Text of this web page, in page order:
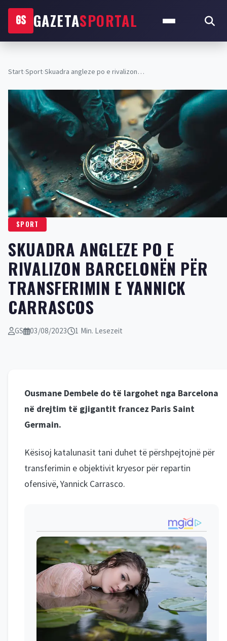
GS GAZETASPORTAL
Start›Sport›Skuadra angleze po e rivalizon…
SPORT
SKUADRA ANGLEZE PO E
RIVALIZON BARCELONËN PËR
TRANSFERIMIN E YANNICK
CARRASCOS
GS 03/08/2023 1 Min. Lesezeit
Ousmane Dembele do të largohet nga Barcelona
në drejtim të gjigantit francez Paris Saint
Germain.
Kësisoj katalunasit tani duhet të përshpejtojnë për
transferimin e objektivit kryesor për repartin
ofensivë, Yannick Carrasco.